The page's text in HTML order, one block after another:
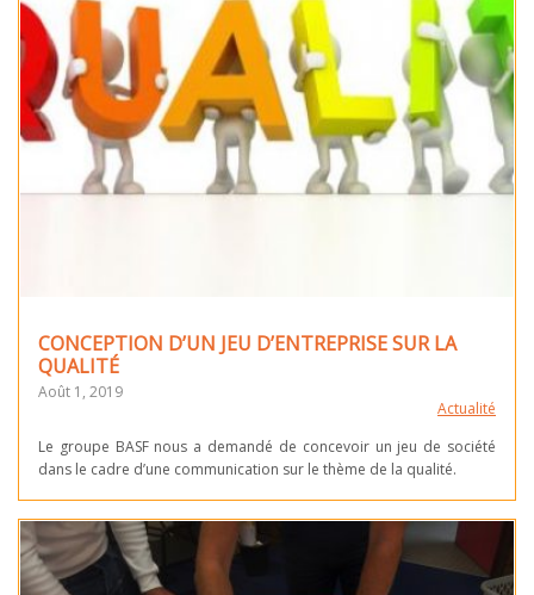
CONCEPTION D’UN JEU D’ENTREPRISE SUR LA
QUALITÉ
Août 1, 2019
Actualité
Le groupe BASF nous a demandé de concevoir un jeu de société
dans le cadre d’une communication sur le thème de la qualité.